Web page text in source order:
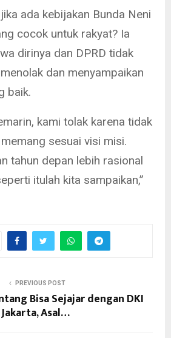
ada kebijakan Bunda Neni
cocok untuk rakyat? Ia
dirinya dan DPRD tidak
dan menyampaikan
baik.
kami tolak karena tidak
sesuai visi misi.
tahun depan lebih rasional
itulah kita sampaikan,”
PREVIOUS POST
Bisa Sejajar dengan DKI
Jakarta, Asal…